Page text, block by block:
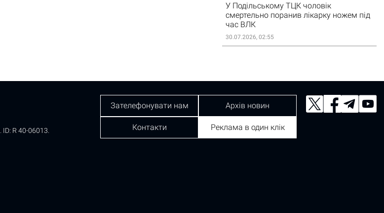
У Подільському ТЦК чоловік
смертельно поранив лікарку ножем під
час ВЛК
30.07.2026, 02:55
ID: R 40-06013.
Зателефонувати нам Архів новин
Контакти Реклама в один клік